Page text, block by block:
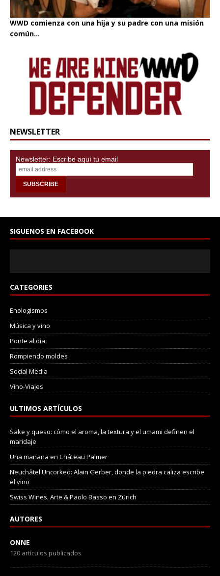
WWD comienza con una hija y su padre con una misión
común...
NEWSLETTER
Newsletter: Escribe aquí tu email
SIGUENOS EN FACEBOOK
CATEGORIES
Enologismos
Música y vino
Ponte al día
Rompiendo moldes
Social Media
Vino-Viajes
ULTIMOS ARTÍCULOS
Sake y queso: cómo el aroma, la textura y el umami definen el
maridaje
Una mañana en Château Palmer
Neuchâtel Uncorked: Alain Gerber, donde la piedra caliza escribe
el vino
Swiss Wines, Arte & Paolo Basso en Zürich
AUTORES
ONNE
120 artículos publicados